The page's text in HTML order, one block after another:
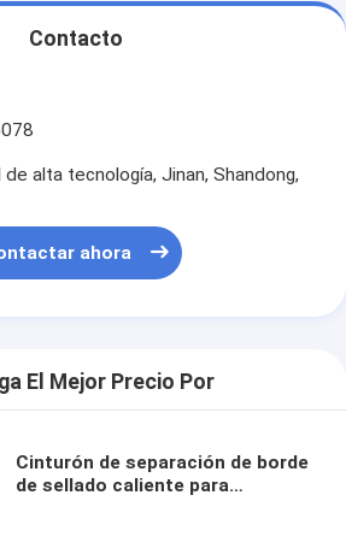
Contacto
alta tecnología, Jinan, Shandong,
ahora
El Mejor Precio Por
Cinturón de separación de borde
de sellado caliente para